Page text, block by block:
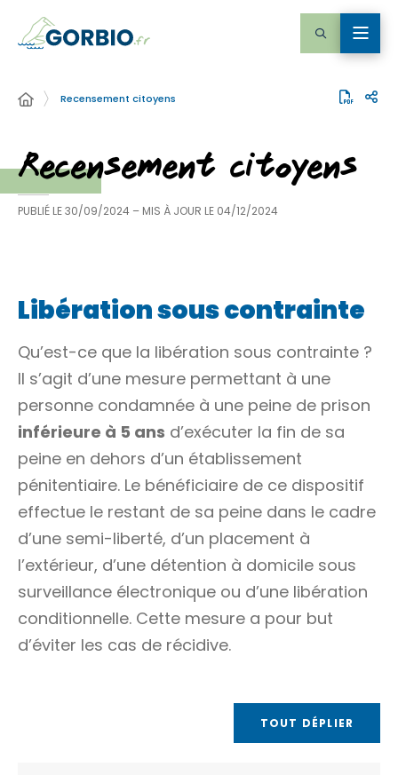
Recensement citoyens
Recensement citoyens
PUBLIÉ LE30/09/2024 – MIS À JOUR LE 04/12/2024
Libération sous contrainte
Qu’est-ce que la libération sous contrainte ?
Il s’agit d’une mesure permettant à une
personne condamnée à une peine de prison
inférieure à 5 ans d’exécuter la fin de sa
peine en dehors d’un établissement
pénitentiaire. Le bénéficiaire de ce dispositif
effectue le restant de sa peine dans le cadre
d’une semi-liberté, d’un placement à
l’extérieur, d’une détention à domicile sous
surveillance électronique ou d’une libération
conditionnelle. Cette mesure a pour but
d’éviter les cas de récidive.
TOUT DÉPLIER